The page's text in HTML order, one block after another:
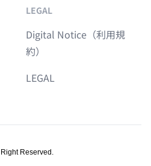
LEGAL
Digital Notice（利用規
約）
LEGAL
Reserved.